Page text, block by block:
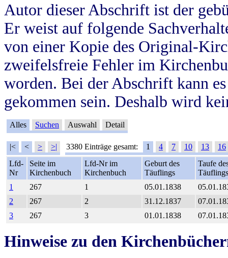
Autor dieser Abschrift ist der
Er weist auf folgende
von einer Kopie des Original-
zweifelsfreie Fehler im
worden. Bei der Abschrift kann
gekommen sein. Deshalb wird
Alles Suchen Auswahl Detail
|< < > >| 3380 Einträge gesamt: 1 4 7 10 13
16
Lfd-
Nr
Seite im
Kirchenbuch
Lfd-Nr im
Kirchenbuch
Geburt des
Täuflings
Taufe
Täuflings
1
267 1 05.01.1838
2
267 2 31.12.1837
3
267 3 01.01.1838
Hinweise zu den